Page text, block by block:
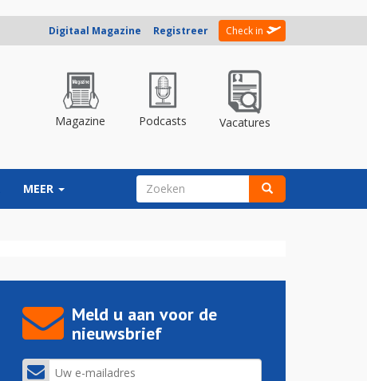
Digitaal Magazine Registreer Check in
Magazine Podcasts Vacatures
MEER ZOEKVELD
Meld u aan voor de
nieuwsbrief